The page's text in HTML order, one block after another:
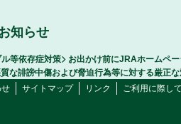
知らせ
等依存症対策
お出かけ前にJRAホームペ
な誹謗中傷および脅迫行為等に対する厳正
せ
サイトマップ リンク ご利用に際し